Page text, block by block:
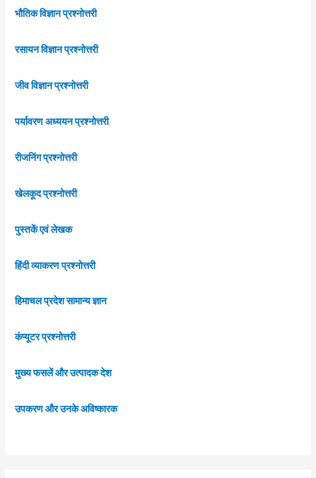
भौतिक विज्ञान प्रश्नोत्तरी
रसायन विज्ञान प्रश्नोत्तरी
जीव विज्ञान प्रश्नोत्तरी
पर्यावरण अध्ययन प्रश्नोत्तरी
रीजनिंग प्रश्नोत्तरी
खेलकूद प्रश्नोत्तरी
पुस्तकें एवं लेखक
हिंदी व्याकरण प्रश्नोत्तरी
हिमाचल प्रदेश सामान्य ज्ञान
कंप्यूटर प्रश्नोत्तरी
मुख्य फसलें और उत्पादक देश
उपकरण और उनके अविष्कारक